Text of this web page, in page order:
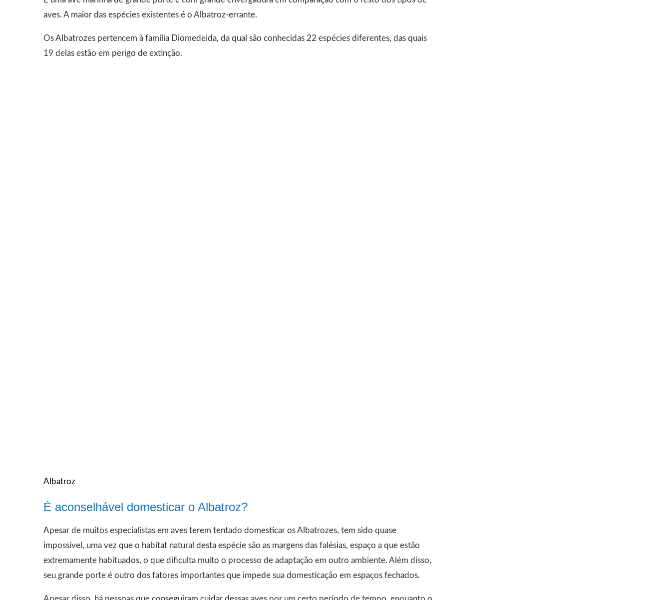
aves. A maior das espécies existentes é o Albatroz-errante.
Os Albatrozes pertencem à família Diomedeida, da qual são conhecidas 22 espécies diferentes, das quais
19 delas estão em perigo de extinção.
Albatroz
É aconselhável domesticar o Albatroz?
Apesar de muitos especialistas em aves terem tentado domesticar os Albatrozes, tem sido quase
impossível, uma vez que o habitat natural desta espécie são as margens das falésias, espaço a que estão
extremamente habituados, o que dificulta muito o processo de adaptação em outro ambiente. Além disso,
seu grande porte é outro dos fatores importantes que impede sua domesticação em espaços fechados.